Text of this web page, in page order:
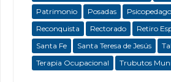
Patrimonio
Posadas
Reconquista
Rectorado
Retiro
Santa Fe
Santa Teresa de Jesús
Terapia Ocupacional
Trubutos